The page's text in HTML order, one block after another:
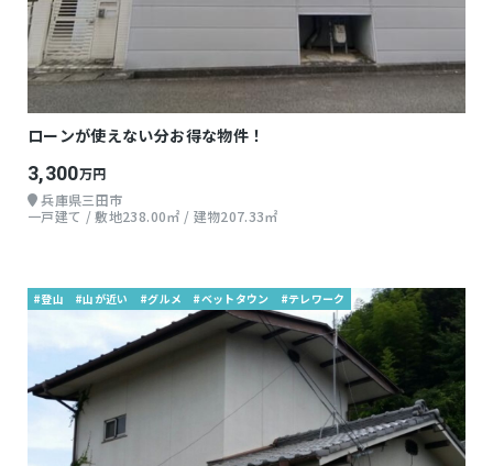
ローンが使えない分お得な物件！
3,300万円
兵庫県三田市
一戸建て / 敷地238.00㎡ / 建物207.33㎡
#登山 #山が近い #グルメ #ベットタウン #テレワーク